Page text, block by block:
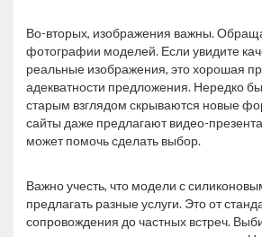
Во-вторых, изображения важны.
фотографии моделей. Если увидите
реальные изображения, это хорошая
адекватности предложения. Нередко
старым взглядом скрываются новые
сайты даже предлагают видео-
может помочь сделать выбор.
Важно учесть, что модели с
предлагать разные услуги. Это от
сопровождения до частных встреч.